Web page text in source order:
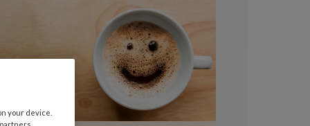
your device.